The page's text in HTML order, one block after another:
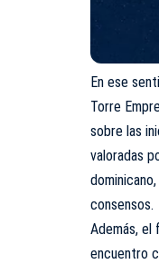
En ese
Torre
sobre las
valoradas
consensos.
Además,
encuentro